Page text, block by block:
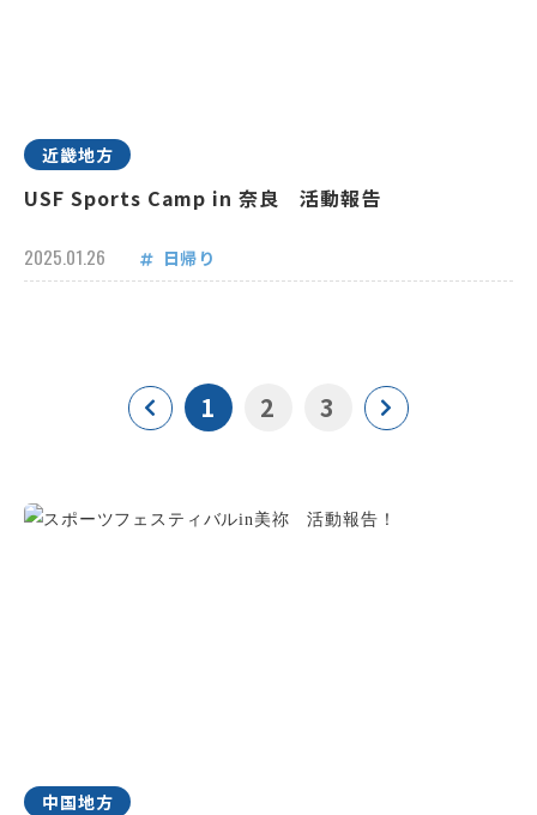
近畿地方
USF Sports Camp in 奈良 活動報告
2025.01.26 日帰り
1 2 3
中国地方